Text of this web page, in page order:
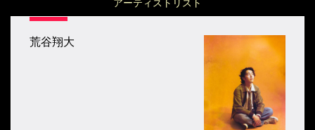
アーティストリスト
荒谷翔大